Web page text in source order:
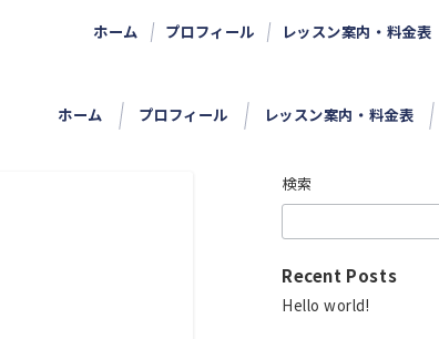
ホーム プロフィール レッスン案内・料金表
ホーム プロフィール レッスン案内・料金表
検索
Recent Posts
Hello world!